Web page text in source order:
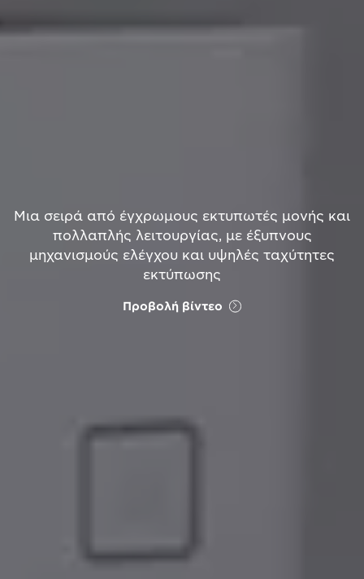
Μια σειρά από έγχρωμους εκτυπωτές μονής και
πολλαπλής λειτουργίας, με έξυπνους
μηχανισμούς ελέγχου και υψηλές ταχύτητες
εκτύπωσης
Προβολή βίντεο